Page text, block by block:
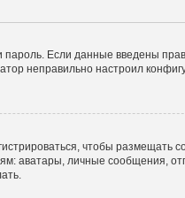
Если данные введены
неправильно настроил
чтобы размещать
аватары, личные сообщения,